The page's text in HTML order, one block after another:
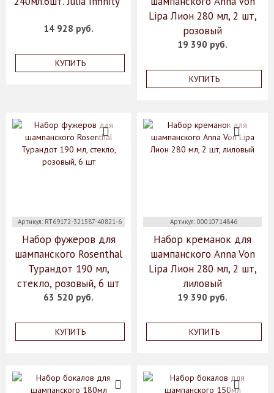
14 928 руб.
КУПИТЬ
Lipa Лион 280 мл, 2 шт,
розовый
19 390 руб.
КУПИТЬ
Артикул: RT69172-321587-40821-6
Набор фужеров для
шампанского Rosenthal
Турандот 190 мл,
стекло, розовый, 6 шт
63 520 руб.
КУПИТЬ
Артикул: 00010714846
Набор креманок для
шампанского Anna Von
Lipa Лион 280 мл, 2 шт,
лиловый
19 390 руб.
КУПИТЬ